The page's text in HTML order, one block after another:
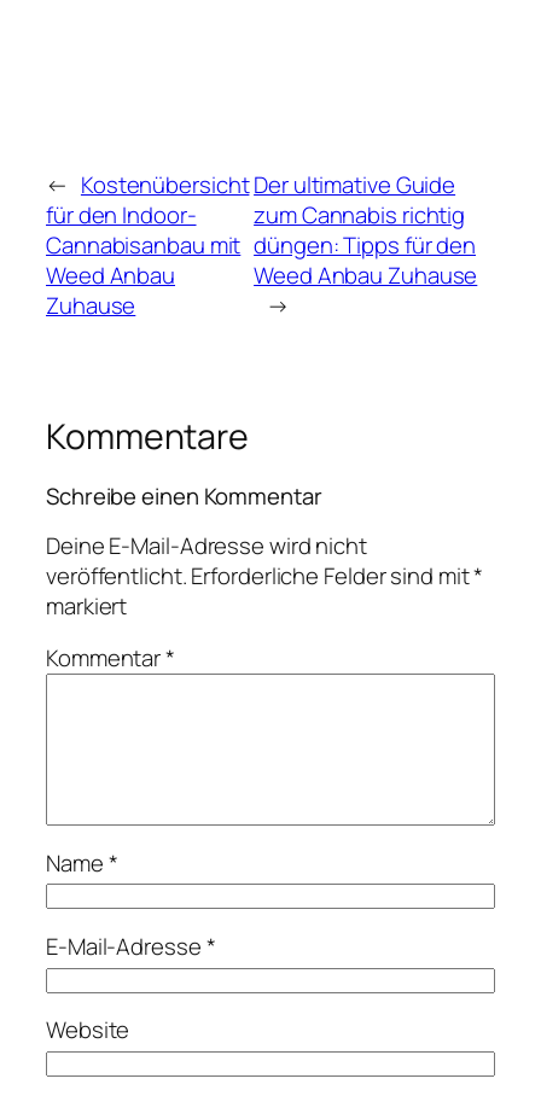
← Kostenübersicht
für den Indoor-
Cannabisanbau mit
Weed Anbau
Zuhause
Der ultimative Guide
zum Cannabis richtig
düngen: Tipps für den
Weed Anbau Zuhause
→
Kommentare
Schreibe einen Kommentar
Deine E-Mail-Adresse wird nicht
veröffentlicht.Erforderliche Felder sind mit*
markiert
Kommentar*
Name*
E-Mail-Adresse*
Website